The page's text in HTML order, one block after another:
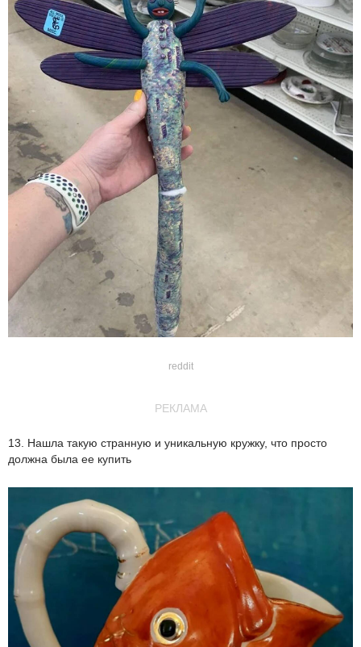
reddit
РЕКЛАМА
13. Нашла такую странную и уникальную кружку, что просто
должна была ее купить